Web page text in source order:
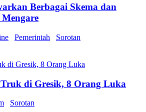
Berbagai Skema dan
Pemerintah
Sorotan
di Gresik, 8 Orang Luka
Sorotan